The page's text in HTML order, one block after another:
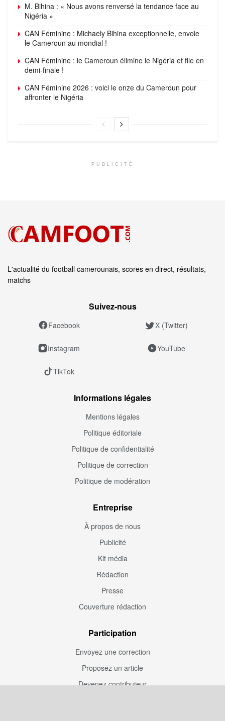
M. Bihina : « Nous avons renversé la tendance face au
Nigéria »
CAN Féminine : Michaely Bihina exceptionnelle, envoie
le Cameroun au mondial !
CAN Féminine : le Cameroun élimine le Nigéria et file en
demi-finale !
CAN Féminine 2026 : voici le onze du Cameroun pour
affronter le Nigéria
PUBLICITÉ
L'actualité du football camerounais, scores en direct, résultats,
matchs
Suivez‑nous
Facebook X (Twitter)
Instagram YouTube
TikTok
Informations légales
Mentions légales
Politique éditoriale
Politique de confidentialité
Politique de correction
Politique de modération
Entreprise
À propos de nous
Publicité
Kit média
Rédaction
Presse
Couverture rédaction
Participation
Envoyez une correction
Proposez un article
Devenez contributeur